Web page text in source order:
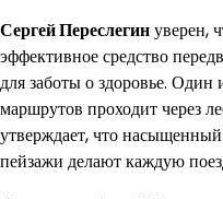
Сергей Переслегинуверен,
эффективное средство
для заботы о здоровье.
маршрутов проходит через
утверждает, что
пейзажи делают каждую